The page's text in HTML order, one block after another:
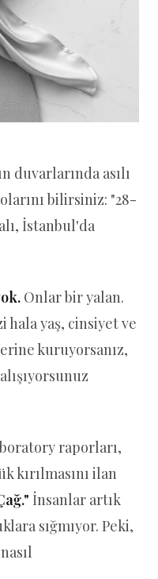
duvarlarında asılı
bilirsiniz: "28-
İstanbul'da
Onlar bir yalan.
hala yaş, cinsiyet ve
kuruyorsanız,
raporları,
kırılmasını ilan
İnsanlar artık
sığmıyor. Peki,